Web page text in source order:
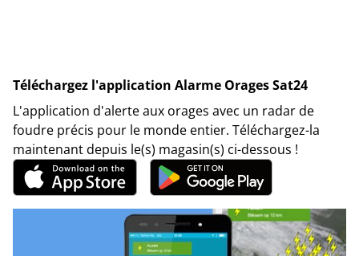
Téléchargez l'application Alarme Orages Sat24
L'application d'alerte aux orages avec un radar de
foudre précis pour le monde entier. Téléchargez-la
maintenant depuis le(s) magasin(s) ci-dessous !